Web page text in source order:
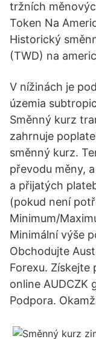
tržních
Token Na
Historický
(TWD) na
V nížinách je
územia
Směnný kurz
zahrnuje
směnný kurz.
převodu měny,
a přijatých
(pokud není
Minimum/
Minimální výše
Obchodujte
Forexu. Získejte
online AUDCZK
Podpora.